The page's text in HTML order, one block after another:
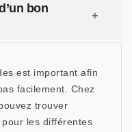
bon
est important afin
facilement. Chez
trouver
pour les différentes